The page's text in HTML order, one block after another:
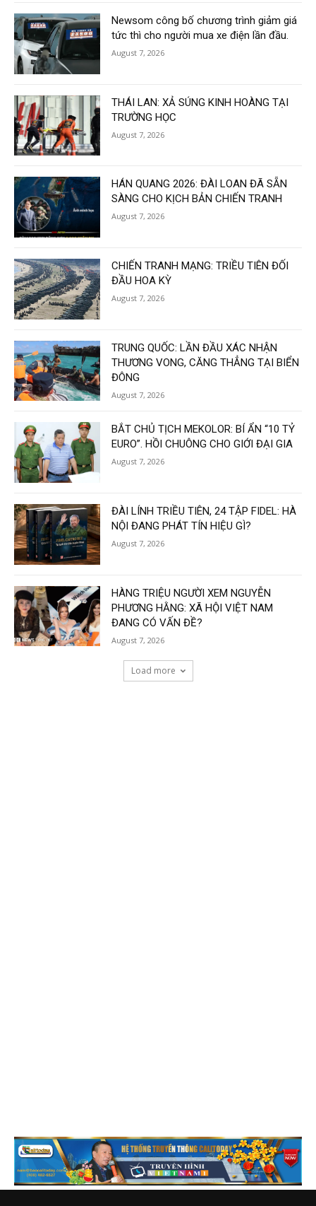
Newsom công bố chương trình giảm giá
tức thì cho người mua xe điện lần đầu.
August 7, 2026
THÁI LAN: XẢ SÚNG KINH HOÀNG TẠI
TRƯỜNG HỌC
August 7, 2026
HÁN QUANG 2026: ĐÀI LOAN ĐÃ SẴN
SÀNG CHO KỊCH BẢN CHIẾN TRANH
August 7, 2026
CHIẾN TRANH MẠNG: TRIỀU TIÊN ĐỐI
ĐẦU HOA KỲ
August 7, 2026
TRUNG QUỐC: LẦN ĐẦU XÁC NHẬN
THƯƠNG VONG, CĂNG THẲNG TẠI BIỂN
ĐÔNG
August 7, 2026
BẮT CHỦ TỊCH MEKOLOR: BÍ ẨN “10 TỶ
EURO”. HỒI CHUÔNG CHO GIỚI ĐẠI GIA
August 7, 2026
ĐÀI LÍNH TRIỀU TIÊN, 24 TẬP FIDEL: HÀ
NỘI ĐANG PHÁT TÍN HIỆU GÌ?
August 7, 2026
HÀNG TRIỆU NGƯỜI XEM NGUYỄN
PHƯƠNG HẰNG: XÃ HỘI VIỆT NAM
ĐANG CÓ VẤN ĐỀ?
August 7, 2026
Load more